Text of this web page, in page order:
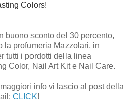
Colors!
buono sconto del 30 percento,
la profumeria Mazzolari, in
tutti i pordotti della linea
Color, Nail Art Kit e Nail Care.
info vi lascio al post della
CLICK!